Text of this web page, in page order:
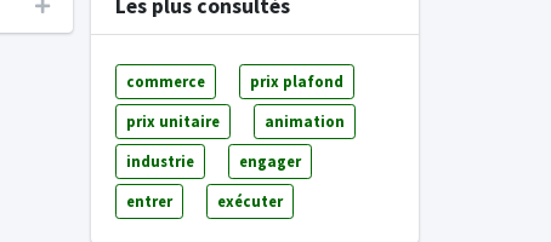
Les plus consultés
commerce prix plafond
prix unitaire animation
industrie engager
entrer exécuter